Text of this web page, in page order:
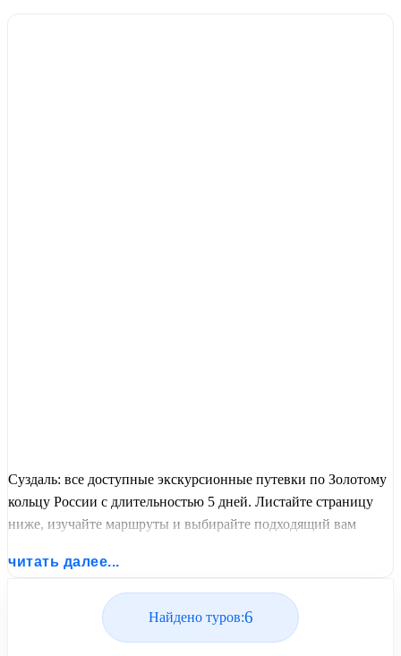
Суздаль: все доступные экскурсионные путевки по Золотому
кольцу России с длительностью 5 дней. Листайте страницу
ниже, изучайте маршруты и выбирайте подходящий вам
United Travel Systems.
читать далее...
Найдено туров:6